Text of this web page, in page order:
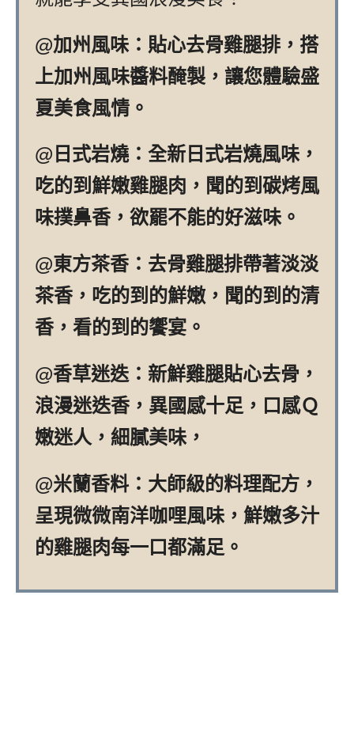
@加州風味：貼心去骨雞腿排，搭
上加州風味醬料醃製，讓您體驗盛
夏美食風情。
@日式岩燒：全新日式岩燒風味，
吃的到鮮嫩雞腿肉，聞的到碳烤風
味撲鼻香，欲罷不能的好滋味。
@東方茶香：去骨雞腿排帶著淡淡
茶香，吃的到的鮮嫩，聞的到的清
香，看的到的饗宴。
@香草迷迭：新鮮雞腿貼心去骨，
浪漫迷迭香，異國感十足，口感Ｑ
嫩迷人，細膩美味，
@米蘭香料：大師級的料理配方，
呈現微微南洋咖哩風味，鮮嫩多汁
的雞腿肉每一口都滿足。